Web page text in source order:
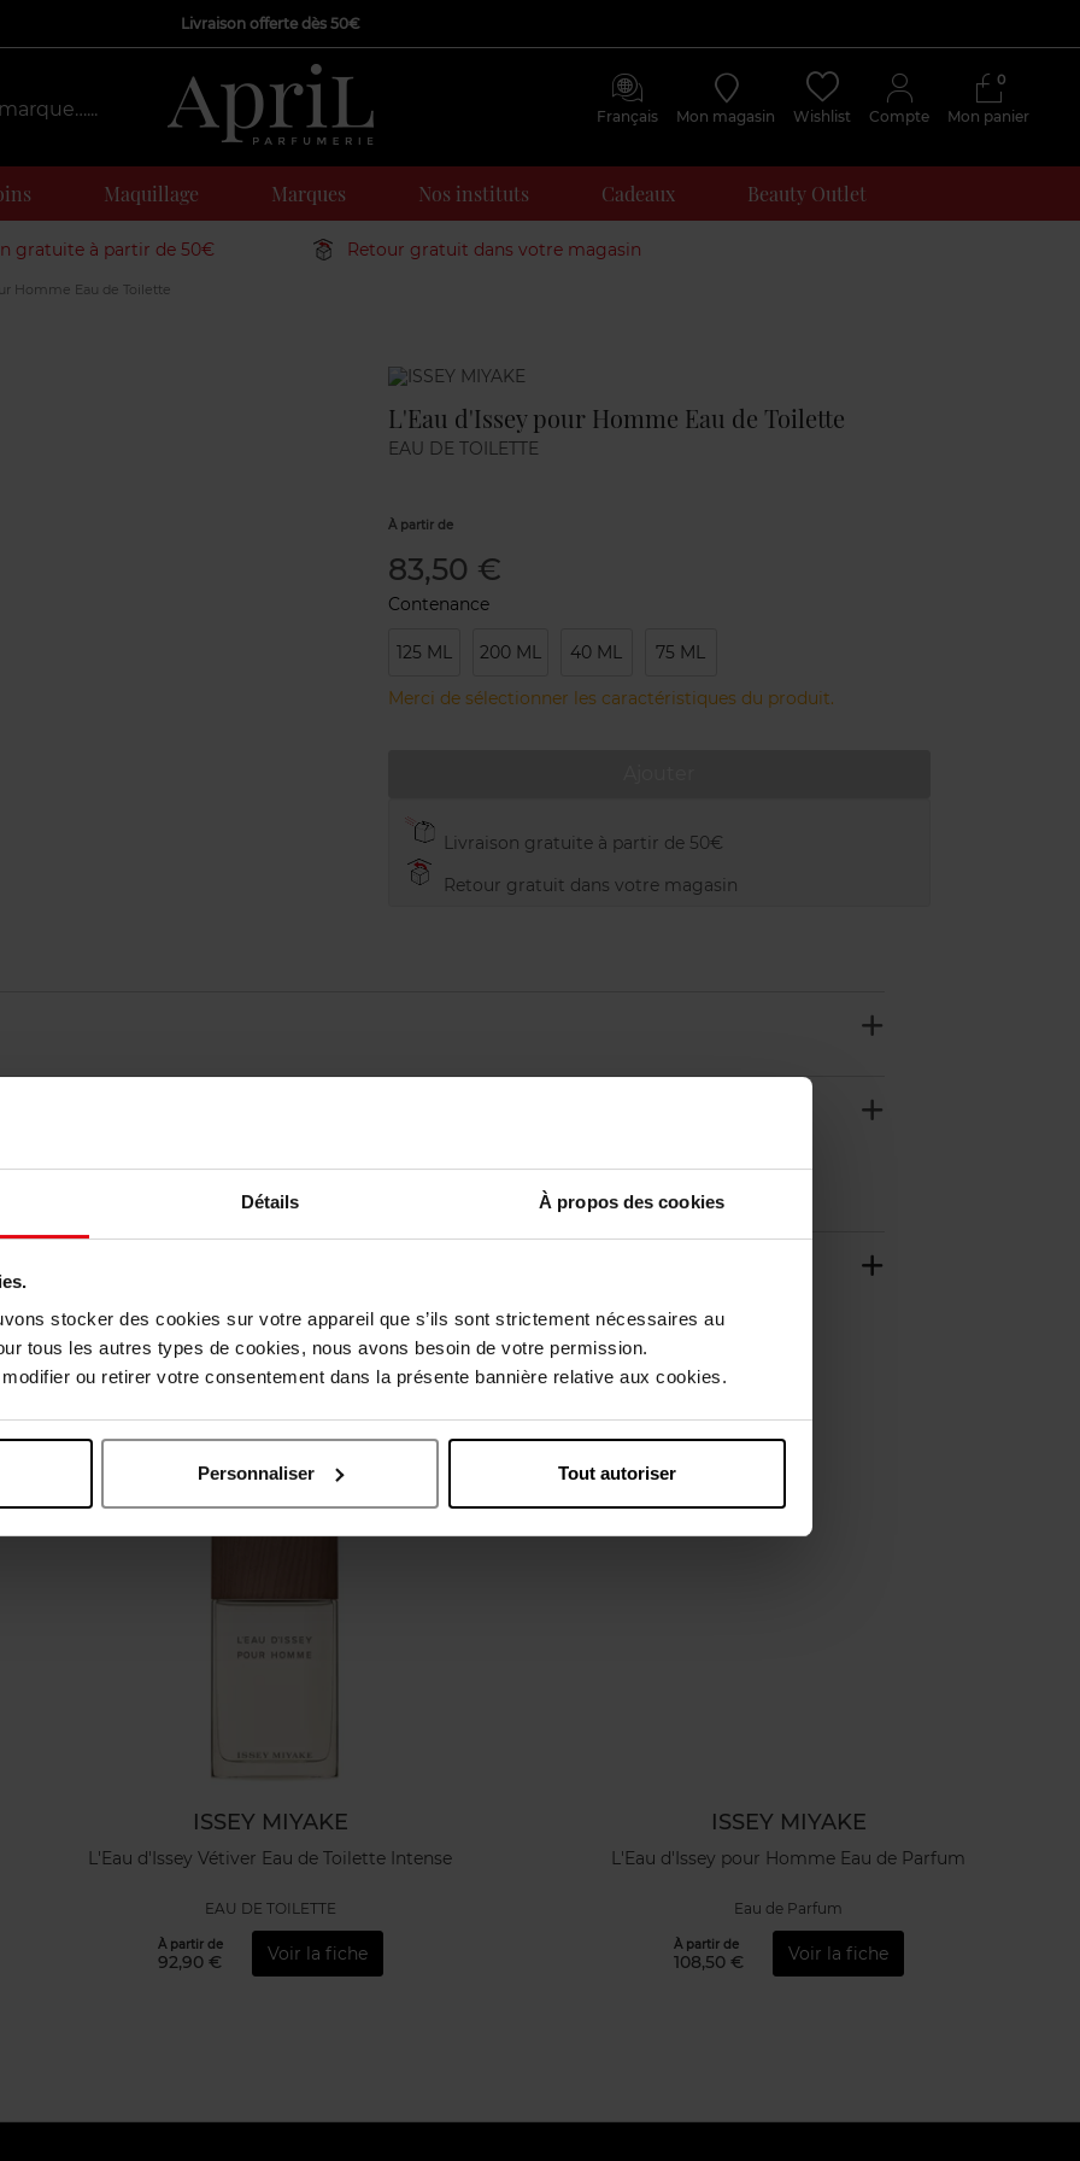
Détails À propos des cookies
stocker des cookies sur votre appareil que s’ils sont strictement nécessaires au
tous les autres types de cookies, nous avons besoin de votre permission.
ou retirer votre consentement dans la présente bannière relative aux cookies.
Personnaliser Tout autoriser
Livraison offerte dès 50€
Français Mon magasin Wishlist Compte Mon panier
0
Maquillage Marques Nos instituts Cadeaux Beauty Outlet
gratuite à partir de 50€ Retour gratuit dans votre magasin
Homme Eau de Toilette
Marque
L'Eau d'Issey pour Homme Eau de Toilette
EAU DE TOILETTE
À partir de
83,50 €
Contenance
125 ML 200 ML 40 ML 75 ML
Merci de sélectionner les caractéristiques du produit.
Livraison gratuite à partir de 50€
Retour gratuit dans votre magasin
Oublié quelque chose ?
ISSEY MIYAKE
L'Eau d'Issey Vétiver Eau de Toilette Intense
EAU DE TOILETTE
À partir de
92,90 € Voir la fiche
ISSEY MIYAKE
L'Eau d'Issey pour Homme Eau de Parfum
Eau de Parfum
À partir de
108,50 € Voir la fiche